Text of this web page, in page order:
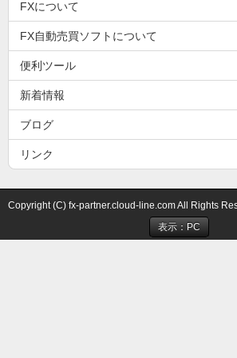
FXについて
FX自動売買ソフトについて
便利ツール
新着情報
ブログ
リンク
Copyright (C) fx-partner.cloud-line.com All Rights
表示：PC